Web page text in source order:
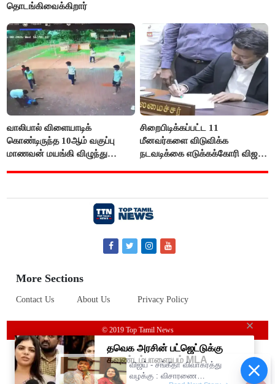
தொடங்கிவைக்கிறார்
வாலிபால் விளையாடிக்
கொண்டிருந்த 10ஆம் வகுப்பு
மாணவன் மயங்கி விழுந்து
சிறைபிடிக்கப்பட்ட 11
மீனவர்களை விடுவிக்க
நடவடிக்கை எடுக்கக்கோரி விஜய்
More Sections
Contact Us About Us Privacy Policy
© 2019 Top Tamil News
விஜய் - சங்கீதா விவாகரத்து
வழக்கு : விசாரணை